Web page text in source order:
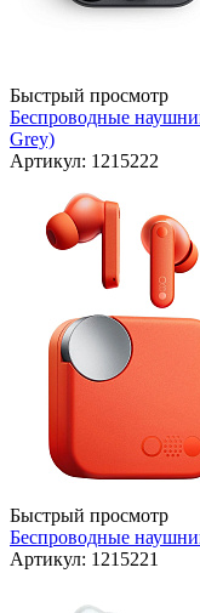
Быстрый просмотр
Беспроводные
Grey)
Артикул: 1215222
Быстрый просмотр
Беспроводные
Артикул: 1215221